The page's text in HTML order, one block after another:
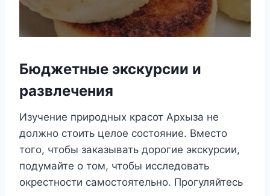
Бюджетные экскурсии и
развлечения
Изучение природных красот Архыза не
должно стоить целое состояние. Вместо
того, чтобы заказывать дорогие экскурсии,
подумайте о том, чтобы исследовать
окрестности самостоятельно. Прогуляйтесь